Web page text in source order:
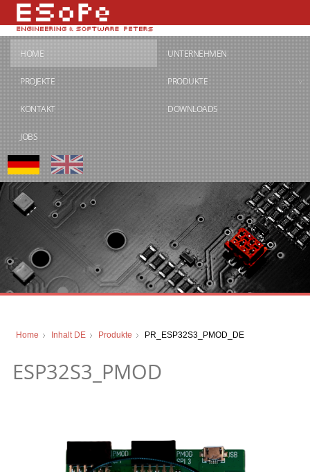
HOME UNTERNEHMEN
PROJEKTE PRODUKTE
KONTAKT DOWNLOADS
JOBS
Home Inhalt DE Produkte PR_ESP32S3_PMOD_DE
ESP32S3_PMOD